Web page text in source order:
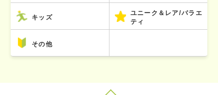
キッズ
ユニーク＆レア/バラエ
ティ
その他